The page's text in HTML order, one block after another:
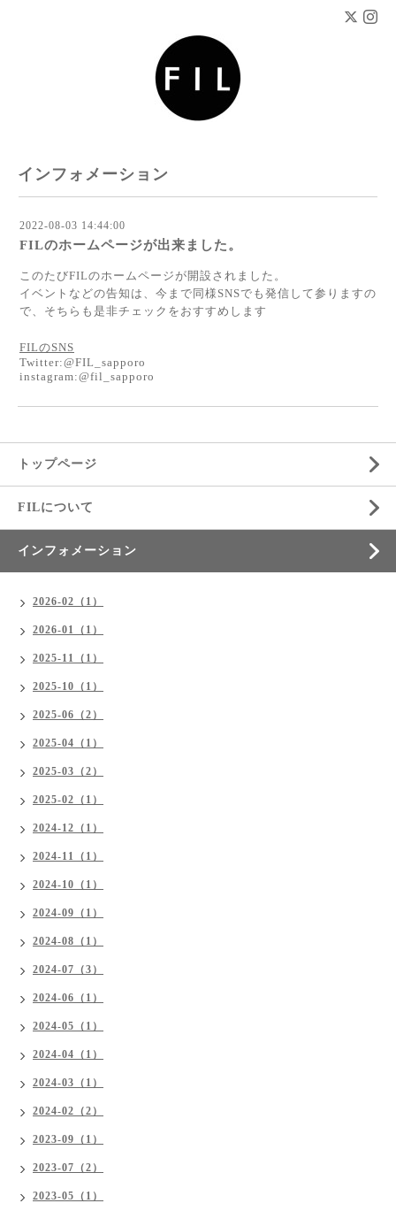
インフォメーション
2022-08-03 14:44:00
FILのホームページが出来ました。
このたびFILのホームページが開設されました。
イベントなどの告知は、今まで同様SNSでも発信して参りますの
で、そちらも是非チェックをおすすめします
FILのSNS
Twitter:@FIL_sapporo
instagram:@fil_sapporo
トップページ
FILについて
インフォメーション
2026-02（1）
2026-01（1）
2025-11（1）
2025-10（1）
2025-06（2）
2025-04（1）
2025-03（2）
2025-02（1）
2024-12（1）
2024-11（1）
2024-10（1）
2024-09（1）
2024-08（1）
2024-07（3）
2024-06（1）
2024-05（1）
2024-04（1）
2024-03（1）
2024-02（2）
2023-09（1）
2023-07（2）
2023-05（1）